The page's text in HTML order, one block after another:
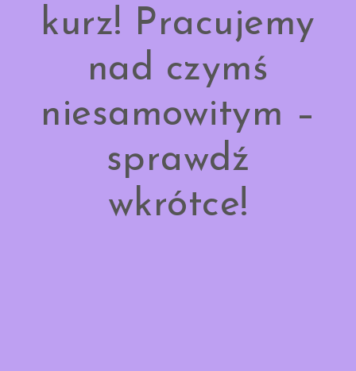
kurz! Pracujemy
nad czymś
niesamowitym –
sprawdź
wkrótce!